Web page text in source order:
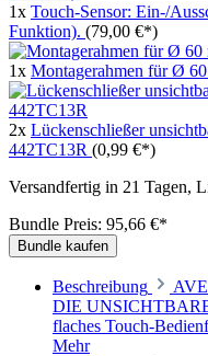
1x Touch-Sensor: Ein-/
Funktion). (79,00 €*)
1x Montagerahmen für Ø
2x Lückenschließer
442TC13R (0,99 €*)
Versandfertig in 21 Tagen,
Bundle Preis: 95,66 €*
Bundle kaufen
Beschreibung
DIE
flaches Touch-
Mehr